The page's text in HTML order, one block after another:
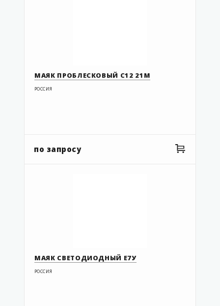
МАЯК ПРОБЛЕСКОВЫЙ С12 21М
РОССИЯ
по запросу
МАЯК СВЕТОДИОДНЫЙ Е7У
РОССИЯ